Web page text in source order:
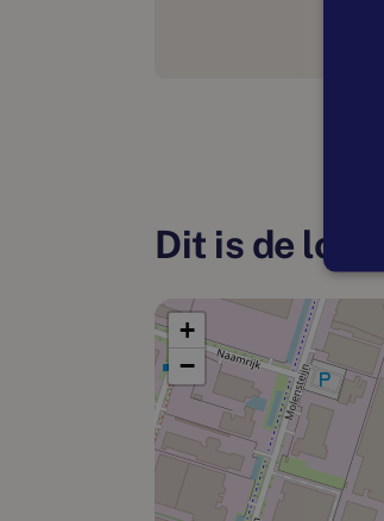
Dit is de
+
−